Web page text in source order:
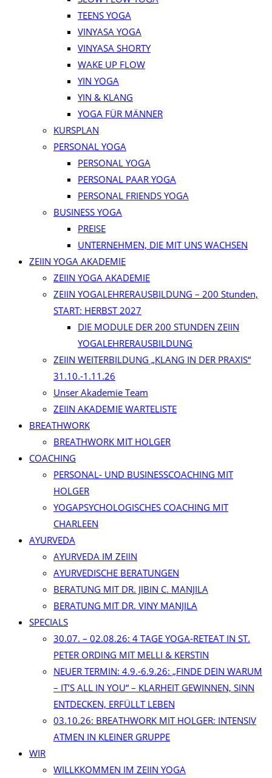
TEENS YOGA
VINYASA YOGA
VINYASA SHORTY
WAKE UP FLOW
YIN YOGA
YIN & KLANG
YOGA FÜR MÄNNER
KURSPLAN
PERSONAL YOGA
PERSONAL YOGA
PERSONAL PAAR YOGA
PERSONAL FRIENDS YOGA
BUSINESS YOGA
PREISE
UNTERNEHMEN, DIE MIT UNS WACHSEN
ZEIIN YOGA AKADEMIE
ZEIIN YOGA AKADEMIE
ZEIIN YOGALEHRERAUSBILDUNG – 200 Stunden,
START: HERBST 2027
DIE MODULE DER 200 STUNDEN ZEIIN
YOGALEHRERAUSBILDUNG
ZEIIN WEITERBILDUNG „KLANG IN DER PRAXIS“
31.10.-1.11.26
Unser Akademie Team
ZEIIN AKADEMIE WARTELISTE
BREATHWORK
BREATHWORK MIT HOLGER
COACHING
PERSONAL- UND BUSINESSCOACHING MIT
HOLGER
YOGAPSYCHOLOGISCHES COACHING MIT
CHARLEEN
AYURVEDA
AYURVEDA IM ZEIIN
AYURVEDISCHE BERATUNGEN
BERATUNG MIT DR. JIBIN C. MANJILA
BERATUNG MIT DR. VINY MANJILA
SPECIALS
30.07. – 02.08.26: 4 TAGE YOGA-RETEAT IN ST.
PETER ORDING MIT MELLI & KERSTIN
NEUER TERMIN: 4.9.-6.9.26: „FINDE DEIN WARUM
– IT’S ALL IN YOU“ – KLARHEIT GEWINNEN, SINN
ENTDECKEN, ERFÜLLT LEBEN
03.10.26: BREATHWORK MIT HOLGER: INTENSIV
ATMEN IN KLEINER GRUPPE
WIR
WILLKKOMMEN IM ZEIIN YOGA